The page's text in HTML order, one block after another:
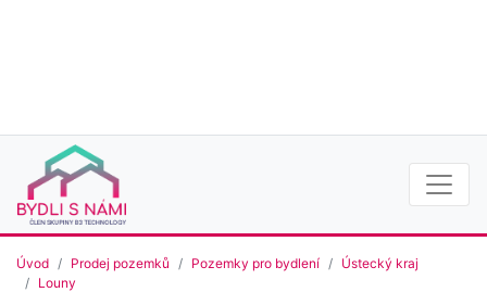
Úvod Prodej pozemků Pozemky pro bydlení
Ústecký kraj
Louny